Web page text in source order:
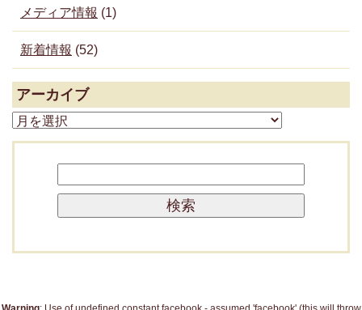
メディア情報 (1)
新着情報 (52)
アーカイブ
ア
ー
検
索: